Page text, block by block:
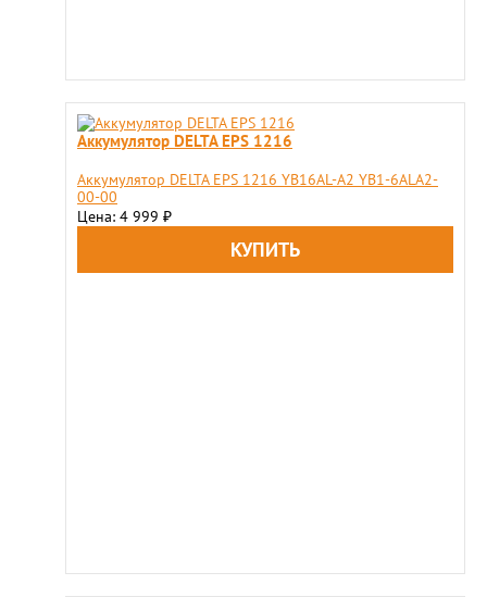
Аккумулятор DELTA EPS 1216
Аккумулятор DELTA EPS 1216 YB16AL-A2 YB1-6ALA2-
00-00
Цена: 4 999 ₽